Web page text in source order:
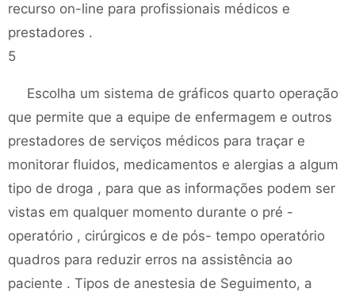
recurso on-line para profissionais médicos e
prestadores .
5
Escolha um sistema de gráficos quarto operação
que permite que a equipe de enfermagem e outros
prestadores de serviços médicos para traçar e
monitorar fluidos, medicamentos e alergias a algum
tipo de droga , para que as informações podem ser
vistas em qualquer momento durante o pré -
operatório , cirúrgicos e de pós- tempo operatório
quadros para reduzir erros na assistência ao
paciente . Tipos de anestesia de Seguimento, a